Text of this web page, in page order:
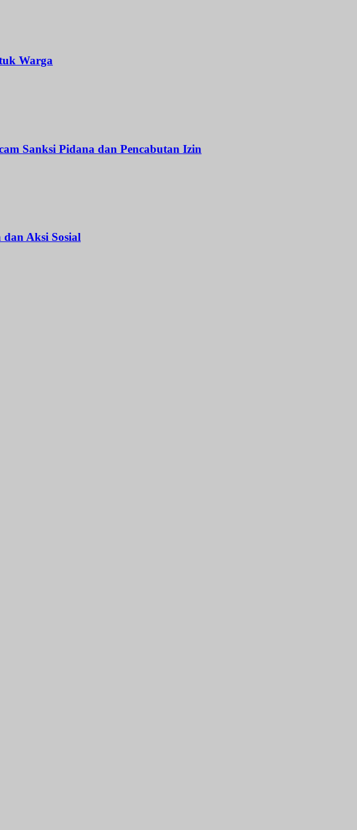
Warga
Sanksi Pidana dan Pencabutan Izin
Aksi Sosial